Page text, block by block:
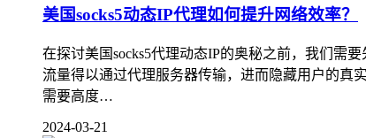
美国socks5动态IP代理如何提升网络效率？
在探讨美国socks5代理动态IP的奥秘之前，我们需
流量得以通过代理服务器传输，进而隐藏用户的真
需要高度…
2024-03-21